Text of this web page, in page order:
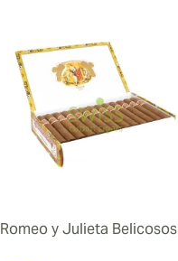
Romeo y Julieta Belicosos